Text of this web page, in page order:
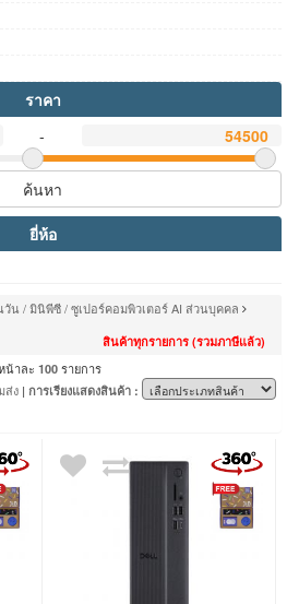
ราคา
-
ค้นหา
ยี่ห้อ
น / มินิพีซี / ซูเปอร์คอมพิวเตอร์ AI ส่วนบุคคล
สินค้าทุกรายการ (รวมภาษีแล้ว)
น้าละ 100 รายการ
ส่ง | การเรียงแสดงสินค้า :